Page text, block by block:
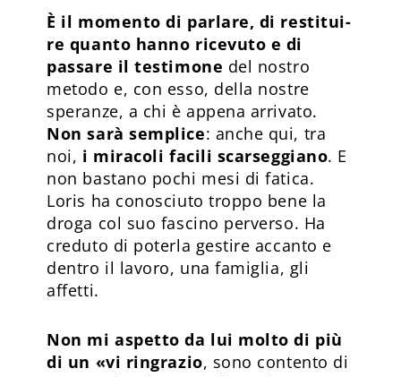
È il momento di parlare, di restitui­
re quanto hanno ricevuto e di
passare il testimone del nostro
metodo e, con esso, della nostre
speranze, a chi è appena arrivato.
Non sarà semplice: anche qui, tra
noi, i miracoli facili scarseggiano. E
non bastano pochi mesi di fatica.
Loris ha conosciuto troppo bene la
droga col suo fascino perverso. Ha
creduto di poterla gestire accanto e
dentro il lavoro, una famiglia, gli
affetti.
Non mi aspetto da lui molto di più
di un «vi ringrazio, sono contento di